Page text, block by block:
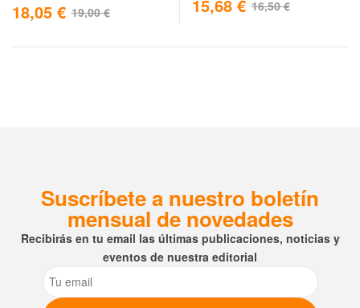
19,00€
18,05 € 16,50€
15,68 €
Suscríbete a nuestro boletín
mensual de novedades
Recibirás en tu email las últimas publicaciones, noticias y
eventos de nuestra editorial
Email